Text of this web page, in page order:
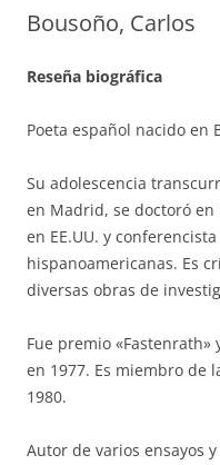
Bousoño, Carlos
Reseña biográfica
Poeta español nacido en
Su adolescencia
en Madrid, se doctoró en
en EE.UU. y
hispanoamericanas. Es
diversas obras de
Fue premio
en 1977. Es miembro de
1980.
Autor de varios ensayos